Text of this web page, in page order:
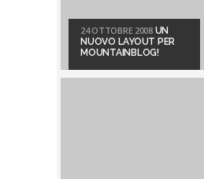
24 OTTOBRE 2008 UN
NUOVO LAYOUT PER
MOUNTAINBLOG!